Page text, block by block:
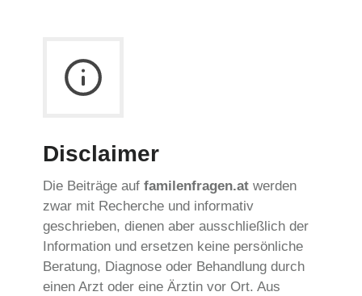
Disclaimer
Die Beiträge auf familenfragen.at werden
zwar mit Recherche und informativ
geschrieben, dienen aber ausschließlich der
Information und ersetzen keine persönliche
Beratung, Diagnose oder Behandlung durch
einen Arzt oder eine Ärztin vor Ort. Aus